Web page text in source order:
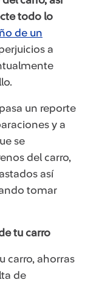
todo lo
de un
a
un reporte
y a
se
del carro,
así
tomar
tu carro
carro, ahorras
de